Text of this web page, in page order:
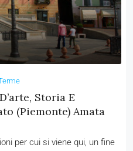
Storia E
(Piemonte) Amata
per cui si viene qui, un fine